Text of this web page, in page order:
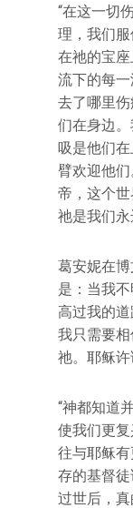
“在这一切
理，我们
在祂的宝
流下的每
去了哪里
们在身边
吸是他们
臂欢迎他
帝，这个世
祂是我们永
葛安妮在
是：当我
高过我的
我只需要
祂。耶稣
“神都知道
使我们更
往与耶稣
存的基督
过世后，